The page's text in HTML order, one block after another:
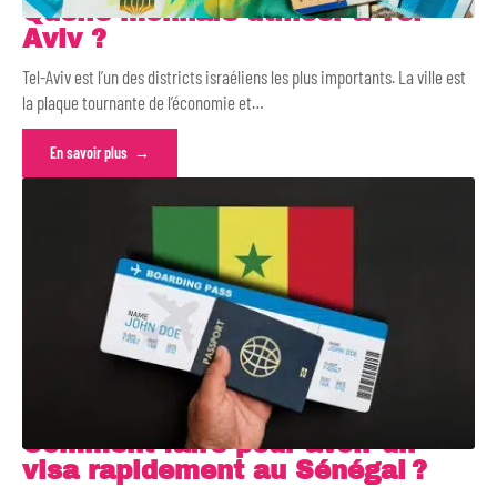
Quelle monnaie utiliser à Tel-
Aviv ?
Tel-Aviv est l’un des districts israéliens les plus importants. La ville est
la plaque tournante de l’économie et…
En savoir plus
Comment faire pour avoir un
visa rapidement au Sénégal ?